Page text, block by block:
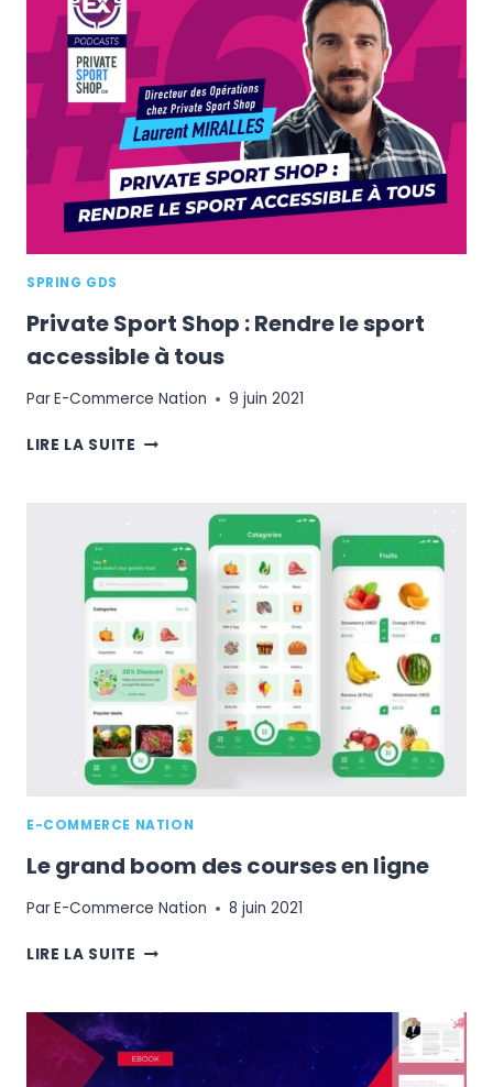
COMMERCE
EN
FRANCE
ET
À
L’INTERNATIONAL
SPRING GDS
Private Sport Shop : Rendre le sport
accessible à tous
ParE-Commerce Nation 9 juin 2021
LIRE LA SUITE PRIVATE
SPORT
ACCESSIBLE
À
TOUS
E-COMMERCE NATION
Le grand boom des courses en ligne
ParE-Commerce Nation 8 juin 2021
LIRE LA SUITE LE
DES
COURSES
EN